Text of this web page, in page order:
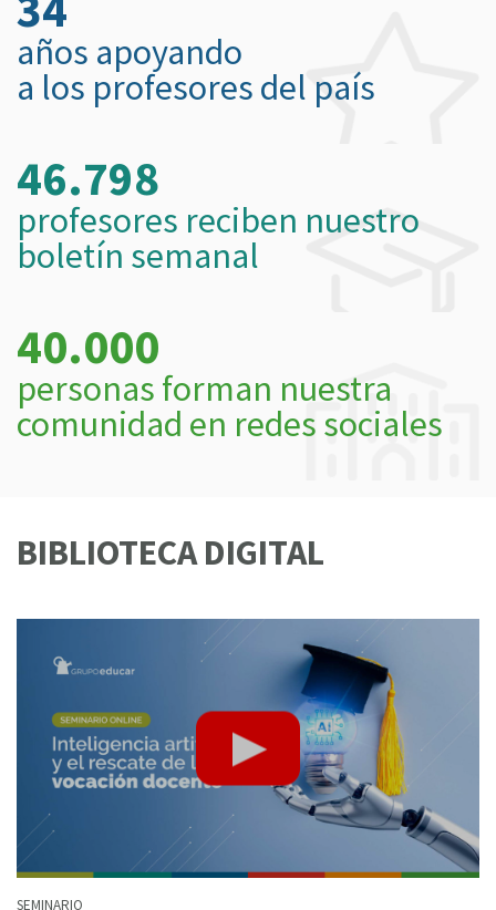
años apoyando
a los profesores del país
46.798
profesores reciben nuestro
boletín semanal
40.000
personas forman nuestra
comunidad en redes sociales
BIBLIOTECA DIGITAL
SEMINARIO